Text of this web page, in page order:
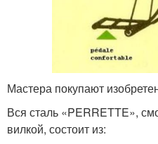
Мастера покупают
Вся сталь «PERRETTE»,
вилкой, состоит из: